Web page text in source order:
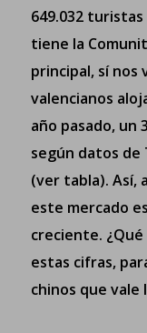
649.032 turistas
tiene la
principal, sí nos
valencianos
año pasado, un
según datos de
(ver tabla). Así,
este mercado
creciente.
estas cifras,
chinos que vale